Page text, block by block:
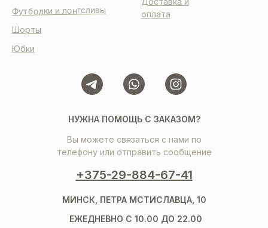
оплата
НУЖНА ПОМОЩЬ С ЗАКАЗОМ?
Вы можете связаться с нами по
телефону или отправить сообщение
+375-29-884-67-41
МИНСК, ПЕТРА МСТИСЛАВЦА, 10
ЕЖЕДНЕВНО С 10.00 ДО 22.00
Шорты
Футболки и лонгсливы
Юбки